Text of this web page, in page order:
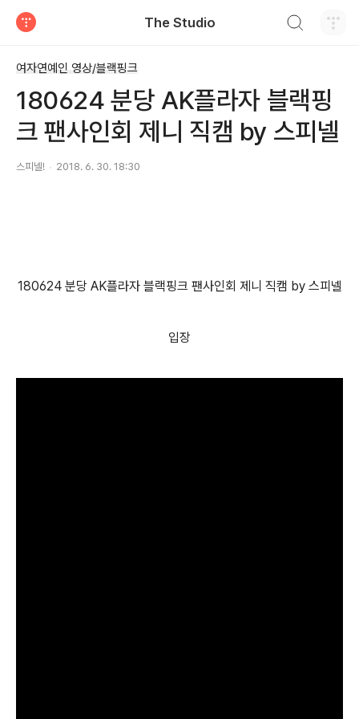
The Studio
여자연예인 영상/블랙핑크
180624 분당 AK플라자 블랙핑
크 팬사인회 제니 직캠 by 스피넬
스피넬! 2018. 6. 30. 18:30
180624 분당 AK플라자 블랙핑크 팬사인회 제니 직캠 by 스피넬
입장